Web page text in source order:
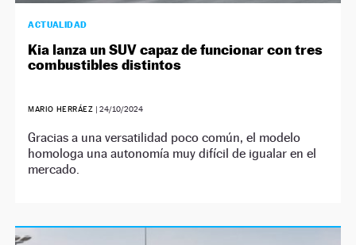
ACTUALIDAD
Kia lanza un SUV capaz de funcionar con tres
combustibles distintos
MARIO HERRÁEZ | 24/10/2024
Gracias a una versatilidad poco común, el modelo
homologa una autonomía muy difícil de igualar en el
mercado.